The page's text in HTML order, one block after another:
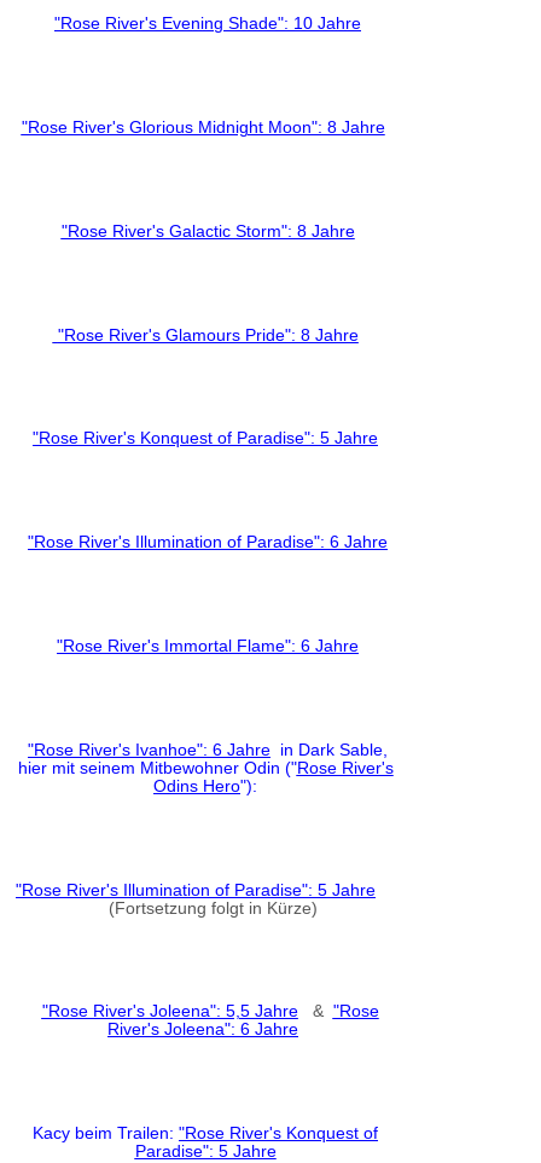
"Rose River's Evening Shade": 10 Jahre
"Rose River's Glorious Midnight Moon": 8 Jahre
"Rose River's Galactic Storm": 8 Jahre
"Rose River's Glamours Pride": 8 Jahre
"Rose River's Konquest of Paradise": 5 Jahre
"Rose River's Illumination of Paradise": 6 Jahre
"Rose River's Immortal Flame": 6 Jahre
"Rose River's Ivanhoe": 6 Jahre in Dark Sable,
hier mit seinem Mitbewohner Odin ("Rose River's
Odins Hero"):
"Rose River's Illumination of Paradise": 5 Jahre
(Fortsetzung folgt in Kürze)
"Rose River's Joleena": 5,5 Jahre& "Rose
River's Joleena": 6 Jahre
Kacy beim Trailen: "Rose River's Konquest of
Paradise": 5 Jahre